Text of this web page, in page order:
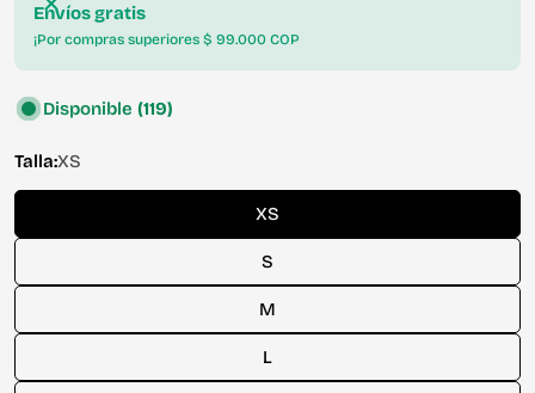
Envíos gratis
¡Por compras superiores $ 99.000 COP
Disponible (119)
Talla:XS
XS
S
M
L